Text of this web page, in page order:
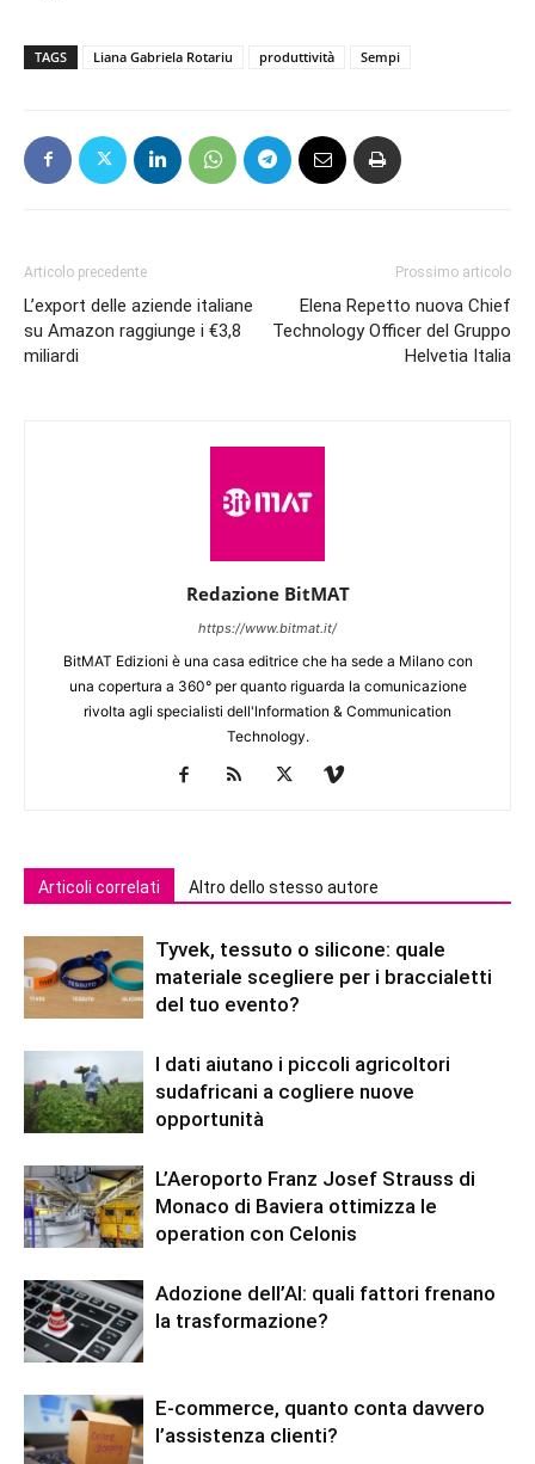
TAGS Liana Gabriela Rotariu produttività Sempi
Articolo precedente
L’export delle aziende italiane
su Amazon raggiunge i €3,8
miliardi
Prossimo articolo
Elena Repetto nuova Chief
Technology Officer del Gruppo
Helvetia Italia
Redazione BitMAT
https://www.bitmat.it/
BitMAT Edizioni è una casa editrice che ha sede a Milano con
una copertura a 360° per quanto riguarda la comunicazione
rivolta agli specialisti dell'lnformation & Communication
Technology.
Articoli correlati Altro dello stesso autore
Tyvek, tessuto o silicone: quale
materiale scegliere per i braccialetti
del tuo evento?
I dati aiutano i piccoli agricoltori
sudafricani a cogliere nuove
opportunità
L’Aeroporto Franz Josef Strauss di
Monaco di Baviera ottimizza le
operation con Celonis
Adozione dell’AI: quali fattori frenano
la trasformazione?
E-commerce, quanto conta davvero
l’assistenza clienti?